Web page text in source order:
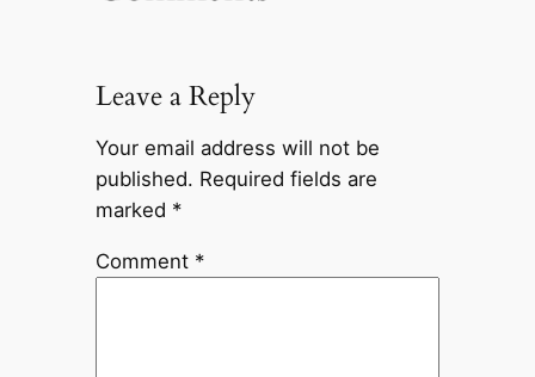
Leave a Reply
Your email address will not be
published. Required fields are
marked *
Comment *